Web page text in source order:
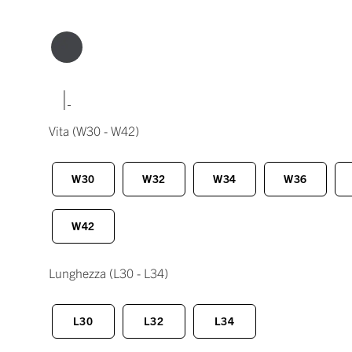
|
Vita (W30 - W42)
W30 W32 W34 W36
W42
Lunghezza (L30 - L34)
L30 L32 L34